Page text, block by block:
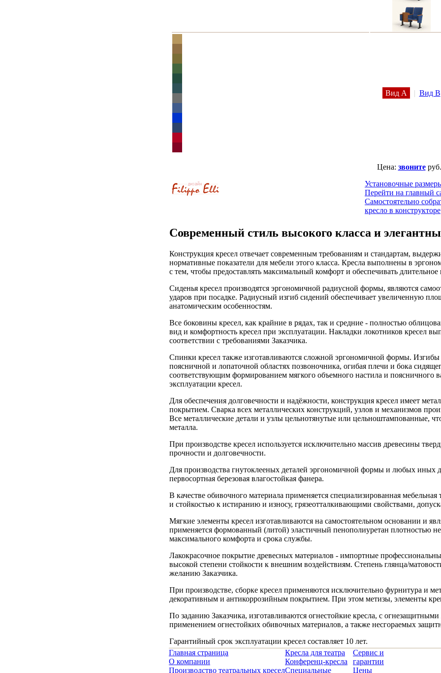
Вид A | Вид B
Цена: звонитеруб.
Установочные
Перейти на главный
Самостоятельно
кресло в конструкторе
Современный стиль высокого класса и
Конструкция кресел отвечает современным требованиям и стандартам,
нормативные показатели для мебели этого класса. Кресла выполнены в
с тем, чтобы предоставлять максимальный комфорт и обеспечивать
Сиденья кресел производятся эргономичной радиусной формы, являются
ударов при посадке. Радиусный изгиб сидений обеспечивает увеличенную
анатомическим особенностям.
Все боковины кресел, как крайние в рядах, так и средние - полностью
вид и комфортность кресел при эксплуатации. Накладки локотников кресел
соответствии с требованиями Заказчика.
Спинки кресел также изготавливаются сложной эргономичной формы.
поясничной и лопаточной областях позвоночника, огибая плечи и бока
соответствующим формированием мягкого объемного настила и поясничного
эксплуатации кресел.
Для обеспечения долговечности и надёжности, конструкция кресел имеет
покрытием. Сварка всех металлических конструкций, узлов и механизмов
Все металлические детали и узлы цельнотянутые или цельноштампованные,
металла.
При производстве кресел используется исключительно массив древесины
прочности и долговечности.
Для производства гнутоклееных деталей эргономичной формы и любых иных
первосортная березовая влагостойкая фанера.
В качестве обивочного материала применяется специализированная
и стойкостью к истиранию и износу, грязеотталкивающими свойствами,
Мягкие элементы кресел изготавливаются на самостоятельном основании и
применяется формованный (литой) эластичный пенополиуретан плотностью
максимального комфорта и срока службы.
Лакокрасочное покрытие древесных материалов - импортные
высокой степени стойкости к внешним воздействиям. Степень глянца/
желанию Заказчика.
При производстве, сборке кресел применяются исключительно фурнитура и
декоративным и антикоррозийным покрытием. При этом метизы, элементы
По заданию Заказчика, изготавливаются огнестойкие кресла, с
применением огнестойких обивочных материалов, а также несгораемых
Гарантийный срок эксплуатации кресел составляет 10 лет.
Главная страница
О компании
Производство театральных кресел
Кресла для театра
Конференц-кресла
Специальные
Сервис и
гарантии
Цены